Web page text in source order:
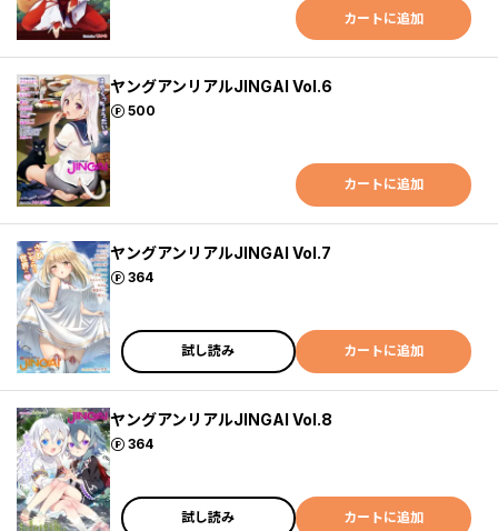
カートに追加
ヤングアンリアルJINGAI Vol.6
500
ポイント
カートに追加
ヤングアンリアルJINGAI Vol.7
364
ポイント
試し読み カートに追加
ヤングアンリアルJINGAI Vol.8
364
ポイント
試し読み カートに追加